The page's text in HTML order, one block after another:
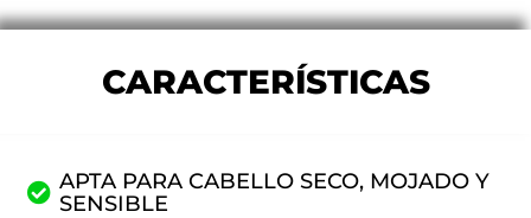
CARACTERÍSTICAS
APTA PARA CABELLO SECO, MOJADO Y
SENSIBLE